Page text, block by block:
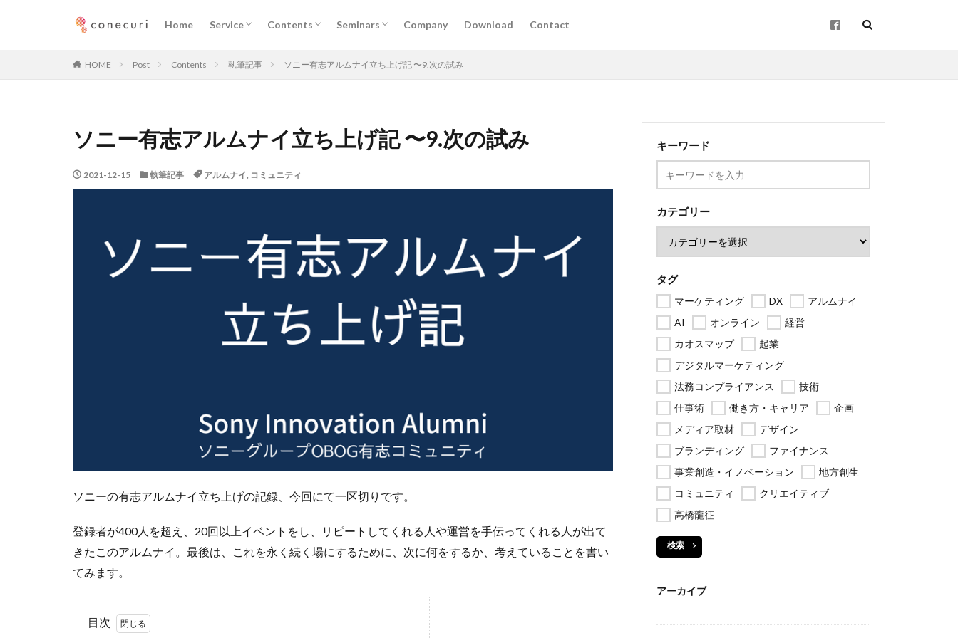
Home Service Contents Seminars Company Download Contact
HOME Post Contents 執筆記事 ソニー有志アルムナイ立ち上げ記 〜9.次の試み
ソニー有志アルムナイ立ち上げ記 〜9.次の試み
2021-12-15 執筆記事 アルムナイ, コミュニティ
ソニーの有志アルムナイ立ち上げの記録、今回にて一区切りです。
登録者が400人を超え、20回以上イベントをし、リピートしてくれる人や運営を手伝ってくれる人が出て
きたこのアルムナイ。最後は、これを永く続く場にするために、次に何をするか、考えていることを書い
てみます。
目次
キーワード
カテゴリー
タグ
マーケティング DX
アルムナイ
AI
オンライン
経営
カオスマップ
起業
デジタルマーケティング
法務コンプライアンス
技術
仕事術
働き方・キャリア
企画
メディア取材
デザイン
ブランディング
ファイナンス
事業創造・イノベーション
地方創生
コミュニティ
クリエイティブ
高橋龍征
検索
アーカイブ
マーケティング アルムナイ AI オンライン
起業
企画
メディア取材
地方創生